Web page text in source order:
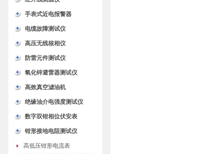
手表式近电报警器
电缆故障测试仪
高压无线核相仪
防雷元件测试仪
氧化锌避雷器测试仪
高效真空滤油机
绝缘油介电强度测试仪
数字双钳相位伏安表
钳形接地电阻测试仪
高低压钳形电流表